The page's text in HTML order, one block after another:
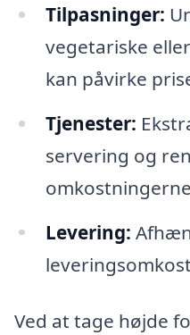
Tilpasninger:
vegetariske
kan påvirke
Tjenester:
servering og
Levering:
Ved at tage højde